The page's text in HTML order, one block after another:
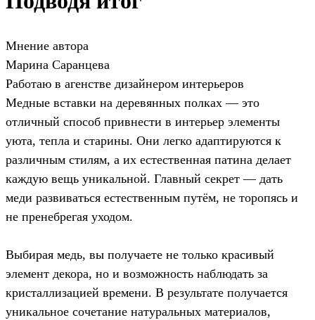
Мнение автора
Марина Саранцева
Работаю в агенстве дизайнером интерьеров
Медные вставки на деревянных полках — это
отличный способ привнести в интерьер элементы
уюта, тепла и старины. Они легко адаптируются к
различным стилям, а их естественная патина делает
каждую вещь уникальной. Главный секрет — дать
меди развиваться естественным путём, не торопясь и
не пренебрегая уходом.
Выбирая медь, вы получаете не только красивый
элемент декора, но и возможность наблюдать за
кристаллизацией времени. В результате получается
уникальное сочетание натуральных материалов,